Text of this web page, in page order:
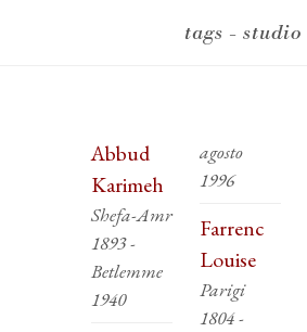
tags - studio
Abbud
Karimeh
Shefa-Amr
1893 -
Betlemme
1940
agosto
1996
Farrenc
Louise
Parigi
1804 -